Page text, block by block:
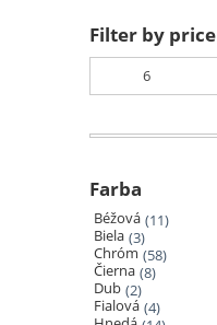
Filter by price
Farba
Béžová 11
Biela 3
Chróm 58
Čierna 8
Dub 2
Fialová 4